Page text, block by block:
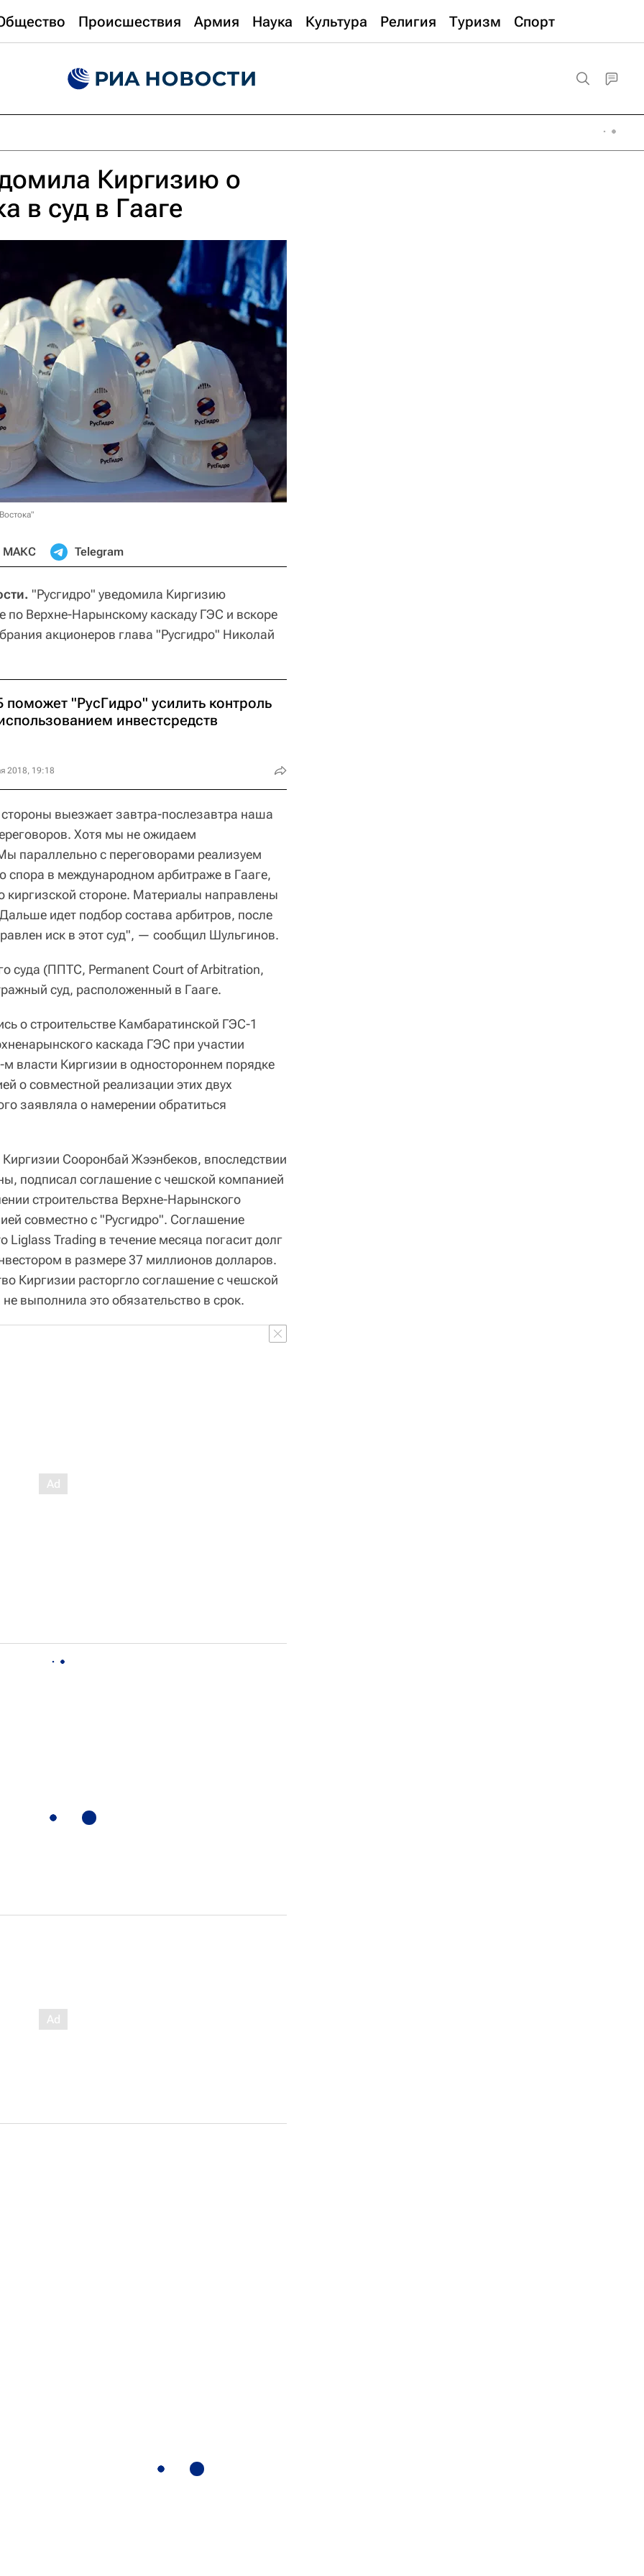
Происшествия Армия Наука Культура Религия Туризм Спорт
Киргизию о
в суд в Гааге
МАКС Telegram
"Русгидро" уведомила Киргизию
по Верхне-Нарынскому каскаду ГЭС и вскоре
акционеров глава "Русгидро" Николай
поможет "РусГидро" усилить контроль
инвестсредств
2018, 19:18
выезжает завтра-послезавтра наша
Хотя мы не ожидаем
параллельно с переговорами реализуем
спора в международном арбитраже в Гааге,
киргизской стороне. Материалы направлены
идет подбор состава арбитров, после
иск в этот суд", — сообщил Шульгинов.
суда (ППТС, Permanent Court of Arbitration,
суд, расположенный в Гааге.
о строительстве Камбаратинской ГЭС-1
каскада ГЭС при участии
м власти Киргизии в одностороннем порядке
о совместной реализации этих двух
заявляла о намерении обратиться
Сооронбай Жээнбеков, впоследствии
подписал соглашение с чешской компанией
строительства Верхне-Нарынского
совместно с "Русгидро". Соглашение
Liglass Trading в течение месяца погасит долг
в размере 37 миллионов долларов.
Киргизии расторгло соглашение с чешской
выполнила это обязательство в срок.